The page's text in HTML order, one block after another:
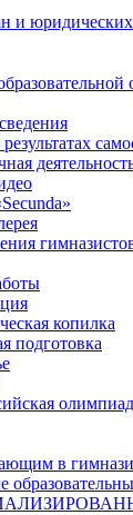
и юридических
копилка
подготовка
в